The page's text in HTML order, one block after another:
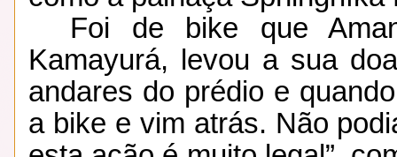
Foi de bike que
Kamayurá, levou a sua
andares do prédio e
a bike e vim atrás. Não